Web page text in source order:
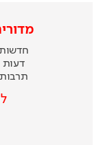
חדשות
דעות
תרבות